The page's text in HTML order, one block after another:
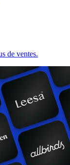
de ventes.